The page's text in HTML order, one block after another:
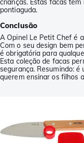
crianças. Estas facas
pontiaguda.
Conclusão
A Opinel Le Petit Chef é
Com o seu design bem
é obrigatória para
Esta coleção de facas
segurança. Resumindo:
querem ensinar os filhos